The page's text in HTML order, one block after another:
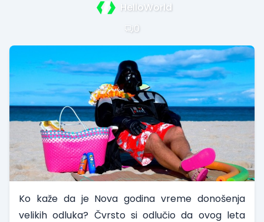
HelloWorld
0
Ko kaže da je Nova godina vreme donošenja
velikih odluka? Čvrsto si odlučio da ovog leta